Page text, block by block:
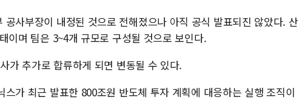
공사부장이 내정된 것으로 전해졌으나 아직 공식 발표되진 않았다. 산
이며 팀은 3~4개 규모로 구성될 것으로 보인다.
가 추가로 합류하게 되면 변동될 수 있다.
가 최근 발표한 800조원 반도체 투자 계획에 대응하는 실행 조직이